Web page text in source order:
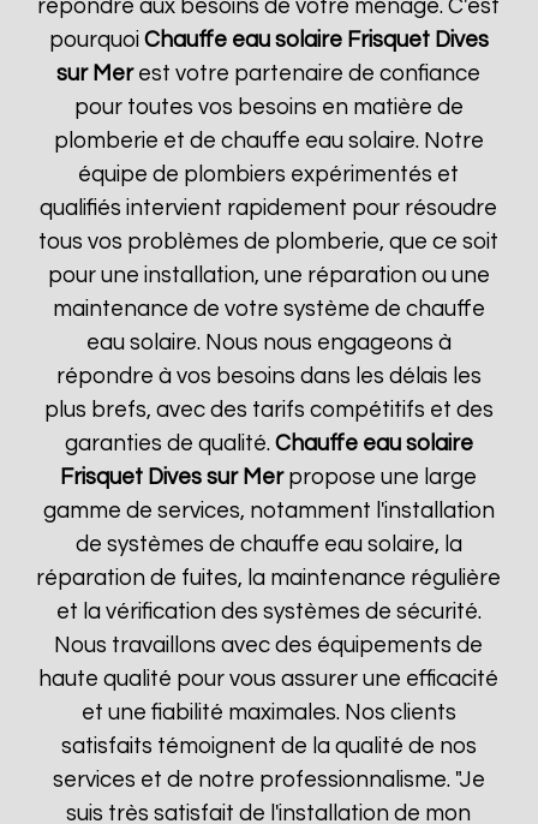
répondre aux besoins de votre ménage. C'est
pourquoi Chauffe eau solaire Frisquet Dives
sur Merest votre partenaire de confiance
pour toutes vos besoins en matière de
plomberie et de chauffe eau solaire. Notre
équipe de plombiers expérimentés et
qualifiés intervient rapidement pour résoudre
tous vos problèmes de plomberie, que ce soit
pour une installation, une réparation ou une
maintenance de votre système de chauffe
eau solaire. Nous nous engageons à
répondre à vos besoins dans les délais les
plus brefs, avec des tarifs compétitifs et des
garanties de qualité. Chauffe eau solaire
Frisquet Dives sur Merpropose une large
gamme de services, notamment l'installation
de systèmes de chauffe eau solaire, la
réparation de fuites, la maintenance régulière
et la vérification des systèmes de sécurité.
Nous travaillons avec des équipements de
haute qualité pour vous assurer une efficacité
et une fiabilité maximales. Nos clients
satisfaits témoignent de la qualité de nos
services et de notre professionnalisme. "Je
suis très satisfait de l'installation de mon